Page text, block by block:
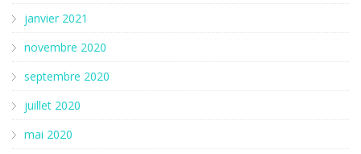
janvier 2021
novembre 2020
septembre 2020
juillet 2020
mai 2020